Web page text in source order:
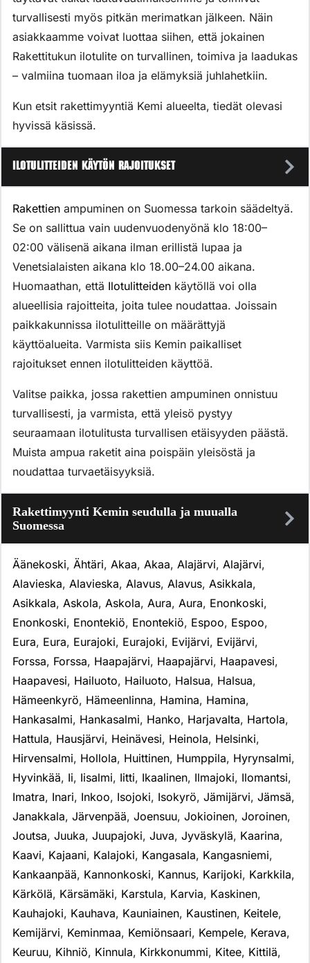
turvallisesti myös pitkän merimatkan jälkeen. Näin
asiakkaamme voivat luottaa siihen, että jokainen
Rakettitukun ilotulite on turvallinen, toimiva ja laadukas
– valmiina tuomaan iloa ja elämyksiä juhlahetkiin.
Kun etsit rakettimyyntiä Kemi alueelta, tiedät olevasi
hyvissä käsissä.
Ilotulitteiden käytön rajoitukset
Rakettien ampuminen on Suomessa tarkoin säädeltyä.
Se on sallittua vain uudenvuodenyönä klo 18:00–
02:00 välisenä aikana ilman erillistä lupaa ja
Venetsialaisten aikana klo 18.00–24.00 aikana.
Huomaathan, että Ilotulitteiden käytöllä voi olla
alueellisia rajoitteita, joita tulee noudattaa. Joissain
paikkakunnissa ilotulitteille on määrättyjä
käyttöalueita. Varmista siis Kemin paikalliset
rajoitukset ennen ilotulitteiden käyttöä.
Valitse paikka, jossa rakettien ampuminen onnistuu
turvallisesti, ja varmista, että yleisö pystyy
seuraamaan ilotulitusta turvallisen etäisyyden päästä.
Muista ampua raketit aina poispäin yleisöstä ja
noudattaa turvaetäisyyksiä.
Rakettimyynti Kemin seudulla ja muualla
Suomessa
Äänekoski, Ähtäri, Akaa, Akaa, Alajärvi, Alajärvi,
Alavieska, Alavieska, Alavus, Alavus, Asikkala,
Asikkala, Askola, Askola, Aura, Aura, Enonkoski,
Enonkoski, Enontekiö, Enontekiö, Espoo, Espoo,
Eura, Eura, Eurajoki, Eurajoki, Evijärvi, Evijärvi,
Forssa, Forssa, Haapajärvi, Haapajärvi, Haapavesi,
Haapavesi, Hailuoto, Hailuoto, Halsua, Halsua,
Hämeenkyrö, Hämeenlinna, Hamina, Hamina,
Hankasalmi, Hankasalmi, Hanko, Harjavalta, Hartola,
Hattula, Hausjärvi, Heinävesi, Heinola, Helsinki,
Hirvensalmi, Hollola, Huittinen, Humppila, Hyrynsalmi,
Hyvinkää, Ii, Iisalmi, Iitti, Ikaalinen, Ilmajoki, Ilomantsi,
Imatra, Inari, Inkoo, Isojoki, Isokyrö, Jämijärvi, Jämsä,
Janakkala, Järvenpää, Joensuu, Jokioinen, Joroinen,
Joutsa, Juuka, Juupajoki, Juva, Jyväskylä, Kaarina,
Kaavi, Kajaani, Kalajoki, Kangasala, Kangasniemi,
Kankaanpää, Kannonkoski, Kannus, Karijoki, Karkkila,
Kärkölä, Kärsämäki, Karstula, Karvia, Kaskinen,
Kauhajoki, Kauhava, Kauniainen, Kaustinen, Keitele,
Kemijärvi, Keminmaa, Kemiönsaari, Kempele, Kerava,
Keuruu, Kihniö, Kinnula, Kirkkonummi, Kitee, Kittilä,